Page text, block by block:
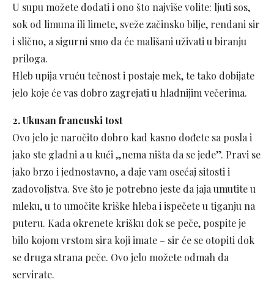
U supu možete dodati i ono što najviše volite: ljuti sos,
sok od limuna ili limete, sveže začinsko bilje, rendani sir
i slično, a sigurni smo da će mališani uživati u biranju
priloga.
Hleb upija vruću tečnost i postaje mek, te tako dobijate
jelo koje će vas dobro zagrejati u hladnijim večerima.
2. Ukusan francuski tost
Ovo jelo je naročito dobro kad kasno dođete sa posla i
jako ste gladni a u kući „nema ništa da se jede”. Pravi se
jako brzo i jednostavno, a daje vam osećaj sitosti i
zadovoljstva. Sve što je potrebno jeste da jaja umutite u
mleku, u to umočite kriške hleba i ispečete u tiganju na
puteru. Kada okrenete krišku dok se peče, pospite je
bilo kojom vrstom sira koji imate – sir će se otopiti dok
se druga strana peče. Ovo jelo možete odmah da
servirate.